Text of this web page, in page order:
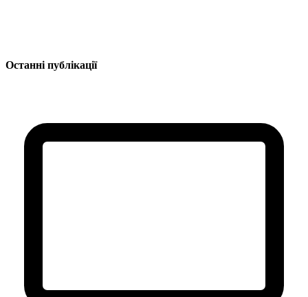
Останні публікації